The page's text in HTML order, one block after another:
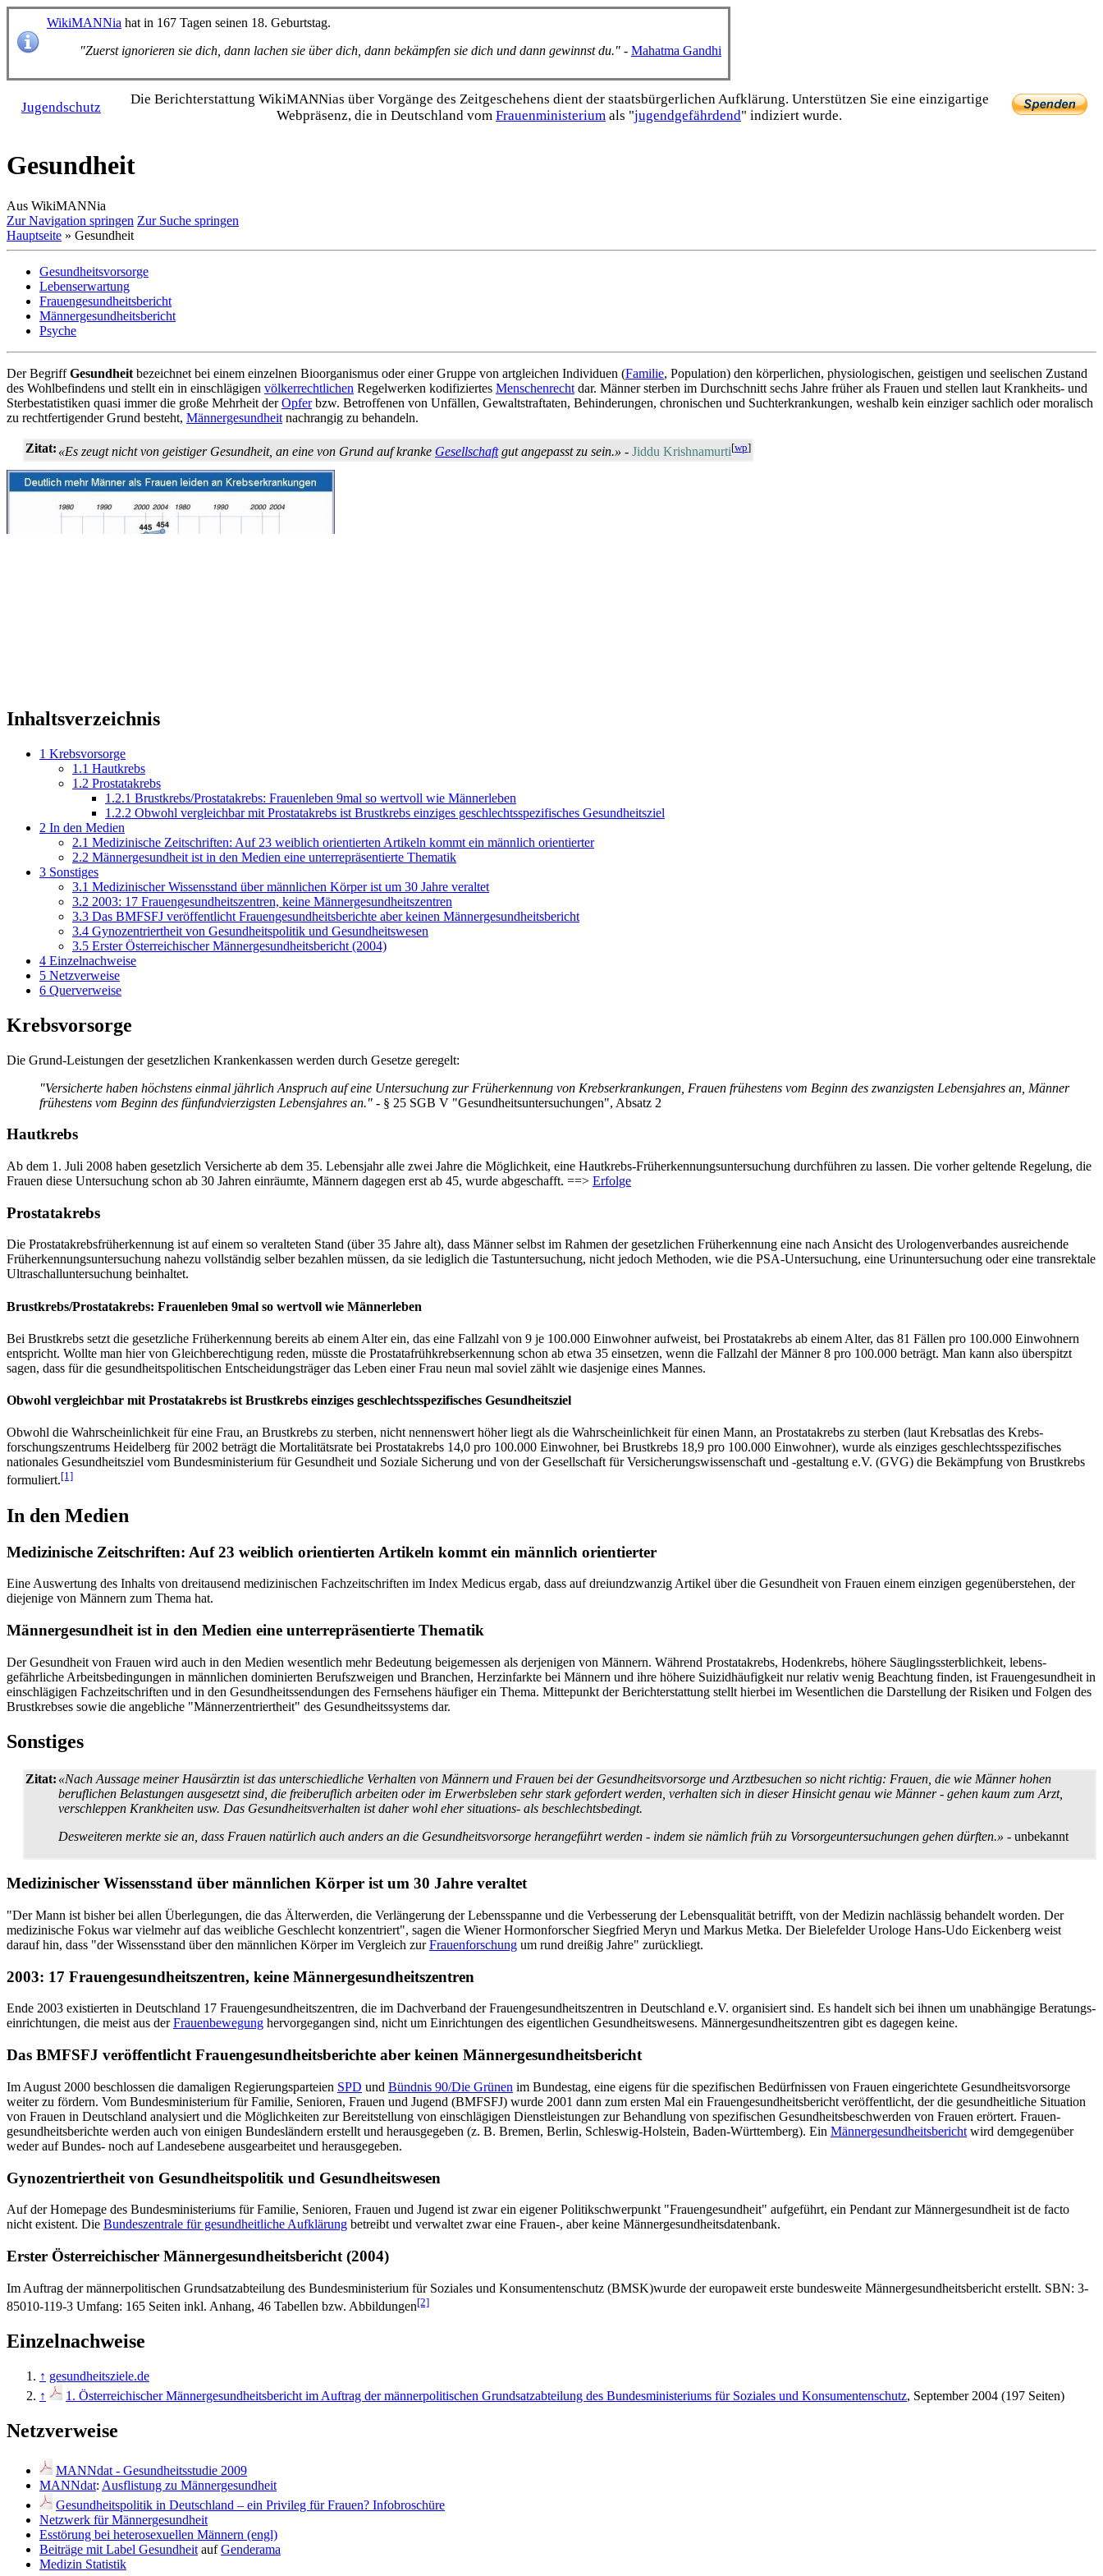
WikiMANNia hat in 167 Tagen seinen 18. Geburtstag.
"Zuerst ignorieren sie dich, dann lachen sie über dich, dann bekämpfen sie dich und dann gewinnst du." - Mahatma Gandhi
Jugendschutz
Die Bericht­erstattung WikiMANNias über Vorgänge des Zeitgeschehens dient der staats­bürgerlichen Aufklärung. Unterstützen Sie eine einzig­artige
Webpräsenz, die in Deutschland vom Frauen­ministerium als "jugend­gefährdend" indiziert wurde.
Gesundheit
Aus WikiMANNia
Zur Navigation springen Zur Suche springen
Hauptseite » Gesundheit
Gesundheitsvorsorge
Lebenserwartung
Frauengesundheitsbericht
Männergesundheitsbericht
Psyche
Der BegriffGesundheit bezeichnet bei einem einzelnen Bioorganismus oder einer Gruppe von artgleichen Individuen (Familie, Population) den körperlichen, physiologischen, geistigen und seelischen Zustand
des Wohlbefindens und stellt ein in einschlägigen völkerrechtlichen Regelwerken kodifiziertes Menschenrecht dar. Männer sterben im Durchschnitt sechs Jahre früher als Frauen und stellen laut Krankheits- und
Sterbe­statistiken quasi immer die große Mehrheit derOpferbzw. Betroffenen von Unfällen, Gewaltstraftaten, Behinderungen, chronischen und Suchterkrankungen, weshalb kein einziger sachlich oder moralisch
zu rechtfertigender Grund besteht, Männergesundheit nachrangig zu behandeln.
Zitat: «Es zeugt nicht von geistiger Gesundheit, an eine von Grund auf kranke Gesellschaftgut angepasst zu sein.» - Jiddu Krishnamurti[wp]
Inhaltsverzeichnis
1 Krebsvorsorge
1.1 Hautkrebs
1.2 Prostatakrebs
1.2.1 Brustkrebs/Prostatakrebs: Frauenleben 9mal so wertvoll wie Männerleben
1.2.2 Obwohl vergleichbar mit Prostatakrebs ist Brustkrebs einziges geschlechtsspezifisches Gesundheitsziel
2 In den Medien
2.1 Medizinische Zeitschriften: Auf 23 weiblich orientierten Artikeln kommt ein männlich orientierter
2.2 Männergesundheit ist in den Medien eine unterrepräsentierte Thematik
3 Sonstiges
3.1 Medizinischer Wissensstand über männlichen Körper ist um 30 Jahre veraltet
3.2 2003: 17 Frauengesundheitszentren, keine Männergesundheitszentren
3.3 Das BMFSFJ veröffentlicht Frauengesundheitsberichte aber keinen Männergesundheitsbericht
3.4 Gynozentriertheit von Gesundheitspolitik und Gesundheitswesen
3.5 Erster Österreichischer Männergesundheitsbericht (2004)
4 Einzelnachweise
5 Netzverweise
6 Querverweise
Krebsvorsorge
Die Grund-Leistungen der gesetzlichen Krankenkassen werden durch Gesetze geregelt:
"Versicherte haben höchstens einmal jährlich Anspruch auf eine Untersuchung zur Früherkennung von Krebs­erkrankungen, Frauen frühestens vom Beginn des zwanzigsten Lebensjahres an, Männer
frühestens vom Beginn des fünf­und­vierzigsten Lebensjahres an." - § 25 SGB V "Gesundheits­unter­suchungen", Absatz 2
Hautkrebs
Ab dem 1. Juli 2008 haben gesetzlich Versicherte ab dem 35. Lebensjahr alle zwei Jahre die Möglichkeit, eine Hautkrebs-Früherkennungs­unter­suchung durchführen zu lassen. Die vorher geltende Regelung, die
Frauen diese Untersuchung schon ab 30 Jahren einräumte, Männern dagegen erst ab 45, wurde abgeschafft. ==> Erfolge
Prostatakrebs
Die Prostatakrebsfrüherkennung ist auf einem so veralteten Stand (über 35 Jahre alt), dass Männer selbst im Rahmen der gesetzlichen Früherkennung eine nach Ansicht des Urologen­verbandes ausreichende
Früh­erkennungs­unter­suchung nahezu vollständig selber bezahlen müssen, da sie lediglich die Tastuntersuchung, nicht jedoch Methoden, wie die PSA-Untersuchung, eine Urin­unter­suchung oder eine transrektale
Ultra­schall­unter­suchung beinhaltet.
Brustkrebs/Prostatakrebs: Frauenleben 9mal so wertvoll wie Männerleben
Bei Brustkrebs setzt die gesetzliche Früherkennung bereits ab einem Alter ein, das eine Fallzahl von 9 je 100.000 Einwohner aufweist, bei Prostatakrebs ab einem Alter, das 81 Fällen pro 100.000 Einwohnern
entspricht. Wollte man hier von Gleichberechtigung reden, müsste die Prostata­früh­krebs­erkennung schon ab etwa 35 einsetzen, wenn die Fallzahl der Männer 8 pro 100.000 beträgt. Man kann also überspitzt
sagen, dass für die gesundheits­politischen Entscheidungs­träger das Leben einer Frau neun mal soviel zählt wie dasjenige eines Mannes.
Obwohl vergleichbar mit Prostatakrebs ist Brustkrebs einziges geschlechtsspezifisches Gesundheitsziel
Obwohl die Wahrscheinlichkeit für eine Frau, an Brustkrebs zu sterben, nicht nennenswert höher liegt als die Wahrscheinlichkeit für einen Mann, an Prostatakrebs zu sterben (laut Krebsatlas des Krebs­
forschungs­zentrums Heidelberg für 2002 beträgt die Mortalitäts­rate bei Prostatakrebs 14,0 pro 100.000 Einwohner, bei Brustkrebs 18,9 pro 100.000 Einwohner), wurde als einziges geschlechts­spezifisches
nationales Gesundheitsziel vom Bundesministerium für Gesundheit und Soziale Sicherung und von der Gesellschaft für Versicherungs­wissenschaft und -gestaltung e.V. (GVG) die Bekämpfung von Brustkrebs
formuliert.[1]
In den Medien
Medizinische Zeitschriften: Auf 23 weiblich orientierten Artikeln kommt ein männlich orientierter
Eine Auswertung des Inhalts von dreitausend medizinischen Fachzeitschriften im Index Medicus ergab, dass auf dreiundzwanzig Artikel über die Gesundheit von Frauen einem einzigen gegenüberstehen, der
diejenige von Männern zum Thema hat.
Männergesundheit ist in den Medien eine unterrepräsentierte Thematik
Der Gesundheit von Frauen wird auch in den Medien wesentlich mehr Bedeutung beigemessen als derjenigen von Männern. Während Prostatakrebs, Hodenkrebs, höhere Säuglings­sterblichkeit, lebens­
gefährliche Arbeits­bedingungen in männlichen dominierten Berufszweigen und Branchen, Herzinfarkte bei Männern und ihre höhere Suizid­häufigkeit nur relativ wenig Beachtung finden, ist Frauengesundheit in
einschlägigen Fachzeitschriften und in den Gesundheits­sendungen des Fernsehens häufiger ein Thema. Mittepunkt der Bericht­erstattung stellt hierbei im Wesentlichen die Darstellung der Risiken und Folgen des
Brustkrebses sowie die angebliche "Männer­zentriertheit" des Gesundheits­systems dar.
Sonstiges
Zitat: «Nach Aussage meiner Hausärztin ist das unterschiedliche Verhalten von Männern und Frauen bei der Gesundheits­vorsorge und Arztbesuchen so nicht richtig: Frauen, die wie Männer hohen
beruflichen Belastungen ausgesetzt sind, die frei­beruflich arbeiten oder im Erwerbsleben sehr stark gefordert werden, verhalten sich in dieser Hinsicht genau wie Männer - gehen kaum zum Arzt,
verschleppen Krankheiten usw. Das Gesundheits­verhalten ist daher wohl eher situations- als beschlechts­bedingt.
Desweiteren merkte sie an, dass Frauen natürlich auch anders an die Gesundheits­vorsorge herangeführt werden - indem sie nämlich früh zu Vorsorge­unter­suchungen gehen dürften.» - unbekannt
Medizinischer Wissensstand über männlichen Körper ist um 30 Jahre veraltet
"Der Mann ist bisher bei allen Überlegungen, die das Älterwerden, die Verlängerung der Lebensspanne und die Verbesserung der Lebensqualität betrifft, von der Medizin nachlässig behandelt worden. Der
medizinische Fokus war vielmehr auf das weibliche Geschlecht konzentriert", sagen die Wiener Hormon­forscher Siegfried Meryn und Markus Metka. Der Bielefelder Urologe Hans-Udo Eickenberg weist
darauf hin, dass "der Wissensstand über den männlichen Körper im Vergleich zurFrauenforschung um rund dreißig Jahre" zurückliegt.
2003: 17 Frauengesundheitszentren, keine Männergesundheitszentren
Ende 2003 existierten in Deutschland 17 Frauen­gesundheits­zentren, die im Dachverband der Frauen­gesundheits­zentren in Deutschland e.V. organisiert sind. Es handelt sich bei ihnen um unabhängige Beratungs­
einrichtungen, die meist aus derFrauenbewegung hervor­gegangen sind, nicht um Einrichtungen des eigentlichen Gesundheits­wesens. Männer­gesundheits­zentren gibt es dagegen keine.
Das BMFSFJ veröffentlicht Frauengesundheitsberichte aber keinen Männergesundheitsbericht
Im August 2000 beschlossen die damaligen Regierungs­parteien SPD und Bündnis 90/Die Grünen im Bundestag, eine eigens für die spezifischen Bedürfnissen von Frauen eingerichtete Gesundheits­vorsorge
weiter zu fördern. Vom Bundesministerium für Familie, Senioren, Frauen und Jugend (BMFSFJ) wurde 2001 dann zum ersten Mal ein Frauen­gesundheits­bericht veröffentlicht, der die gesundheitliche Situation
von Frauen in Deutschland analysiert und die Möglichkeiten zur Bereitstellung von einschlägigen Dienstleistungen zur Behandlung von spezifischen Gesundheits­beschwerden von Frauen erörtert. Frauen­
gesundheits­berichte werden auch von einigen Bundesländern erstellt und herausgegeben (z. B. Bremen, Berlin, Schleswig-Holstein, Baden-Württemberg). Ein Männergesundheitsbericht wird demgegenüber
weder auf Bundes- noch auf Landesebene ausgearbeitet und herausgegeben.
Gynozentriertheit von Gesundheitspolitik und Gesundheitswesen
Auf der Homepage des Bundesministeriums für Familie, Senioren, Frauen und Jugend ist zwar ein eigener Politik­schwer­punkt "Frauengesundheit" aufgeführt, ein Pendant zur Männer­gesundheit ist de facto
nicht existent. Die Bundeszentrale für gesundheitliche Aufklärung betreibt und verwaltet zwar eine Frauen-, aber keine Männer­gesundheits­datenbank.
Erster Österreichischer Männergesundheitsbericht (2004)
Im Auftrag der männerpolitischen Grundsatz­abteilung des Bundesministerium für Soziales und Konsumenten­schutz (BMSK)wurde der europaweit erste bundesweite Männer­gesundheits­bericht erstellt. SBN: 3-
85010-119-3 Umfang: 165 Seiten inkl. Anhang, 46 Tabellen bzw. Abbildungen[2]
Einzelnachweise
↑ gesundheitsziele.de
↑
1. Österreichischer Männergesundheitsbericht im Auftrag der männerpolitischen Grundsatzabteilung des Bundesministeriums für Soziales und Konsumentenschutz, September 2004 (197 Seiten)
Netzverweise
MANNdat - Gesundheitsstudie 2009
MANNdat: Ausflistung zu Männergesundheit
Gesundheitspolitik in Deutschland – ein Privileg für Frauen? Infobroschüre
Netzwerk für Männergesundheit
Esstörung bei heterosexuellen Männern (engl)
Beiträge mit Label Gesundheit aufGenderama
Medizin Statistik